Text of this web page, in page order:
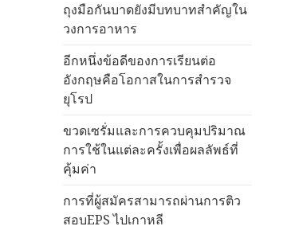
ถุงมือกันบาดยังมีบทบาทสำคัญใน
วงการอาหาร
อีกหนึ่งข้อดีของการเรียนต่อ
อังกฤษคือโอกาสในการสำรวจ
ยุโรป
ขวดเซรั่มและการควบคุมปริมาณ
การใช้ในแต่ละครั้งเพื่อผลลัพธ์ที่
คุ้มค่า
การที่ผู้สมัครสามารถผ่านการติว
สอบEPS ไปเกาหลี